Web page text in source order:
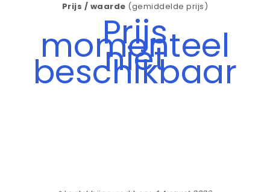
Prijs / waarde (gemiddelde prijs)
Prijs
momenteel
niet
beschikbaar